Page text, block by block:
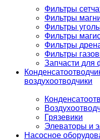
Фильтры
Фильтры
Фильтры
Фильтры
Фильтры
Фильтры
Запчасти для
воздухоотводчики
Грязевики
Элеваторы и
Насосное